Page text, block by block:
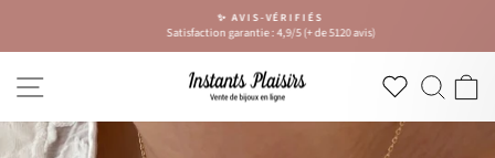
contenu
Diaporama
Pause
✨ AVIS-VÉRIFIÉS
Satisfaction garantie : 4,9/5 (+ de 5120 avis)